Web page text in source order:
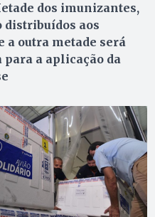
dos imunizantes,
distribuídos aos
a outra metade será
para a aplicação da